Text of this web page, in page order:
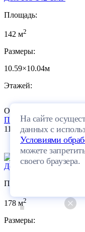
Площадь:
142 м2
Размеры:
10.59×10.04м
Этажей:
Один этаж + мансарда
Посмотреть проект
11 000 400 руб.
10
Дом 127-178-1М
Площадь:
178 м2
Размеры:
На сайте
данных с
Условиями
можете
своего браузера.